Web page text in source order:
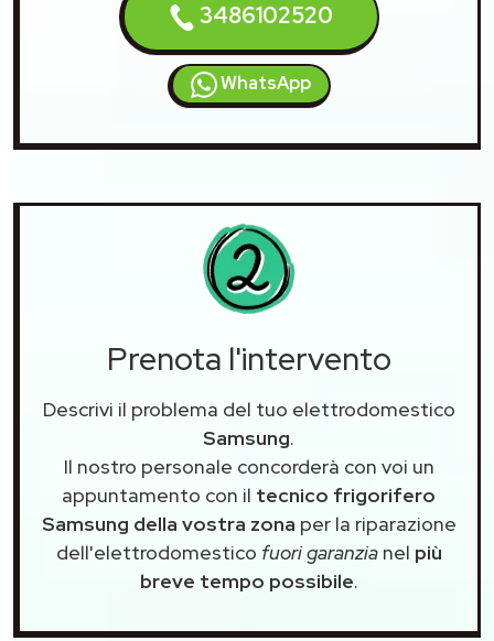
3486102520
WhatsApp
Prenota l'intervento
Descrivi il problema del tuo elettrodomestico
Samsung.
Il nostro personale concorderà con voi un
appuntamento con il tecnico frigorifero
Samsung della vostra zona per la riparazione
dell'elettrodomestico fuori garanzianel più
breve tempo possibile.